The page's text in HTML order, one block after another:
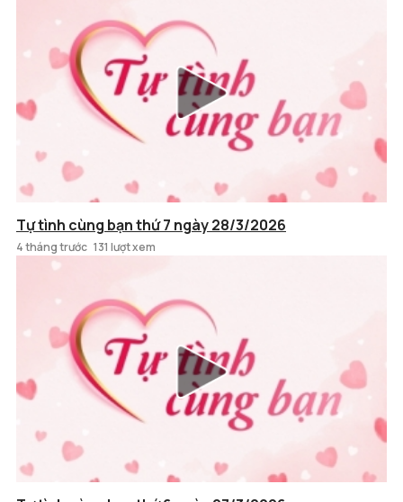
Tự tình cùng bạn thứ 7 ngày 28/3/2026
4 tháng trước 131 lượt xem